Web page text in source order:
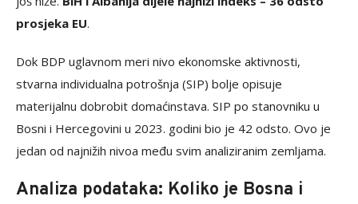
prosjeka EU.
Dok BDP uglavnom meri nivo ekonomske aktivnosti,
stvarna individualna potrošnja (SIP) bolje opisuje
materijalnu dobrobit domaćinstava. SIP po stanovniku u
Bosni i Hercegovini u 2023. godini bio je 42 odsto. Ovo je
jedan od najnižih nivoa među svim analiziranim zemljama.
Analiza podataka: Koliko je Bosna i